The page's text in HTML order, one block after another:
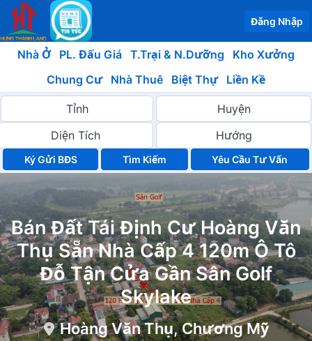
Đăng Nhập
Nhà Ở PL. Đấu Giá T.Trại & N.Dưỡng
Kho Xưởng
Chung Cư
Nhà Thuê Biệt Thự Liền Kề
Ký Gửi BĐS Yêu Cầu Tư Vấn
Bán Đất Tái Định Cư Hoàng Văn
Thụ Sẵn Nhà Cấp 4 120m Ô Tô
Đỗ Tận Cửa Gần Sân Golf
Skylake
Hoàng Văn Thụ, Chương Mỹ